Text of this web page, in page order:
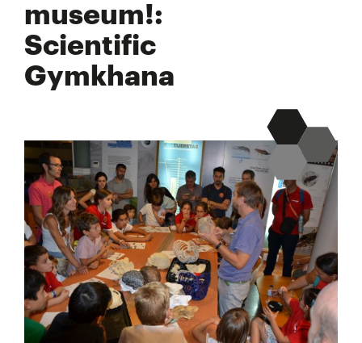
museum!:
Scientific
Gymkhana